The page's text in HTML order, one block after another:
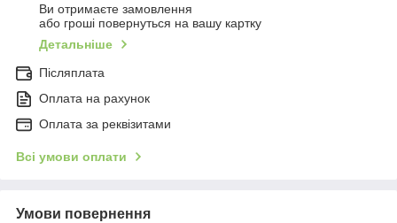
Ви отримаєте замовлення
або гроші повернуться на вашу картку
Детальніше
Післяплата
Оплата на рахунок
Оплата за реквізитами
Всі умови оплати
Умови повернення